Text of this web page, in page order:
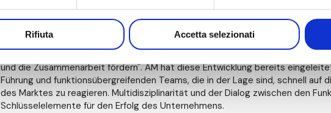
Rifiuta Accetta selezionati
kontinuierliche Verbesserung ausgerichtete Denkweise verbreiten.
und die Zusammenarbeit fördern". AM hat diese Entwicklung bereits
Führung und funktionsübergreifenden Teams, die in der Lage sind, schnell auf
des Marktes zu reagieren. Multidisziplinarität und der Dialog zwischen den
Schlüsselelemente für den Erfolg des Unternehmens.